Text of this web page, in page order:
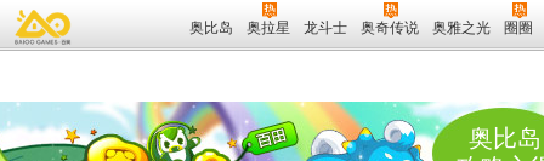
奥比岛 奥拉星 龙斗士 奥奇传说 奥雅之光 圈圈
奥比岛